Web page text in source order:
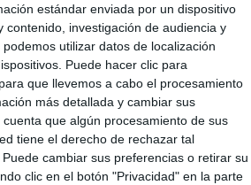
estándar enviada por un dispositivo
investigación de audiencia y
utilizar datos de localización
Puede hacer clic para
que llevemos a cabo el procesamiento
más detallada y cambiar sus
cuenta que algún procesamiento de sus
tiene el derecho de rechazar tal
cambiar sus preferencias o retirar su
clic en el botón "Privacidad" en la parte